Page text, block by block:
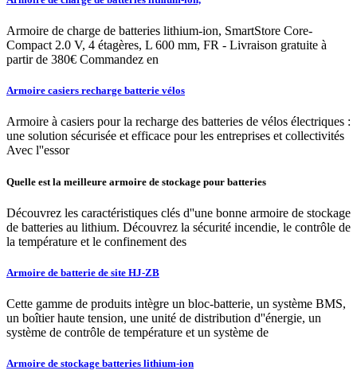
Armoire de charge de batteries lithium-ion, SmartStore Core-
Compact 2.0 V, 4 étagères, L 600 mm, FR - Livraison gratuite à
partir de 380€ Commandez en
Armoire casiers recharge batterie vélos
Armoire à casiers pour la recharge des batteries de vélos électriques :
une solution sécurisée et efficace pour les entreprises et collectivités
Avec l''essor
Quelle est la meilleure armoire de stockage pour batteries
Découvrez les caractéristiques clés d''une bonne armoire de stockage
de batteries au lithium. Découvrez la sécurité incendie, le contrôle de
la température et le confinement des
Armoire de batterie de site HJ-ZB
Cette gamme de produits intègre un bloc-batterie, un système BMS,
un boîtier haute tension, une unité de distribution d''énergie, un
système de contrôle de température et un système de
Armoire de stockage batteries lithium-ion